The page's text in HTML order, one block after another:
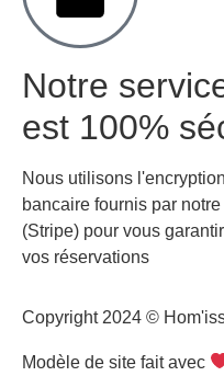
Notre
est 100%
Nous utilisons
bancaire fournis par
(Stripe) pour vous
vos réservations
Copyright 2024 ©
Modèle de site fait avec